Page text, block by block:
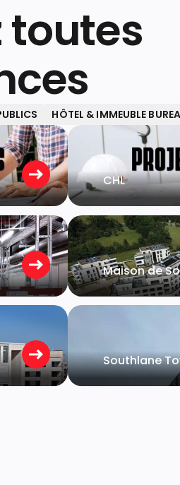
toutes
HÔTEL & IMMEUBLE
Strassen
CHL
Strassen
Maison de
Southlane